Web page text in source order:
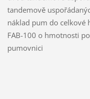
tandemově
náklad pum do celkové
FAB-100 o hmotnosti
pumovnici